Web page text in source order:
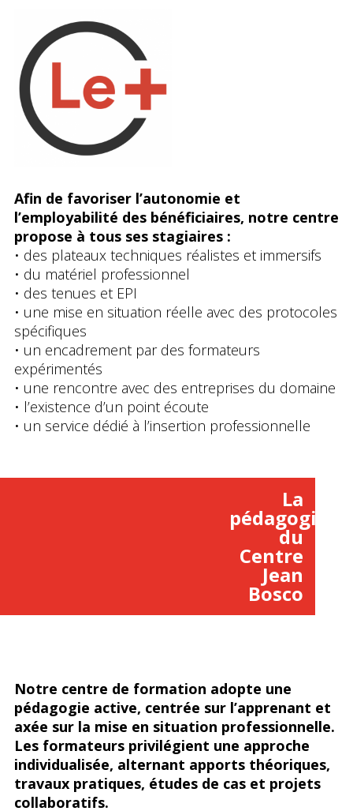
Afin de favoriser l’autonomie et
l’employabilité des bénéficiaires, notre centre
propose à tous ses stagiaires :
• des plateaux techniques réalistes et immersifs
• du matériel professionnel
• des tenues et EPI
• une mise en situation réelle avec des protocoles
spécifiques
• un encadrement par des formateurs
expérimentés
• une rencontre avec des entreprises du domaine
• l’existence d’un point écoute
• un service dédié à l’insertion professionnelle
La
pédagogie
du
Centre
Jean
Bosco
Notre centre de formation adopte une
pédagogie active, centrée sur l’apprenant et
axée sur la mise en situation professionnelle.
Les formateurs privilégient une approche
individualisée, alternant apports théoriques,
travaux pratiques, études de cas et projets
collaboratifs.